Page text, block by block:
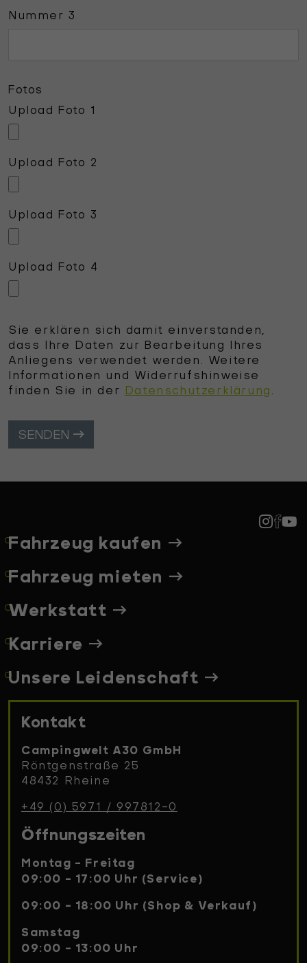
Nummer 3
Fotos
Upload Foto 1
Upload Foto 2
Upload Foto 3
Upload Foto 4
Sie erklären sich damit einverstanden,
dass Ihre Daten zur Bearbeitung Ihres
Anliegens verwendet werden. Weitere
Informationen und Widerrufshinweise
finden Sie in der Datenschutzerklärung.
SENDEN
Fahrzeug kaufen
Fahrzeug mieten
Werkstatt
Karriere
Unsere Leidenschaft
Kontakt
Campingwelt A30 GmbH
Röntgenstraße 25
48432 Rheine
+49 (0) 5971 / 997812-0
Öffnungszeiten
Montag - Freitag
09:00 - 17:00 Uhr (Service)
09:00 - 18:00 Uhr (Shop & Verkauf)
Samstag
09:00 - 13:00 Uhr